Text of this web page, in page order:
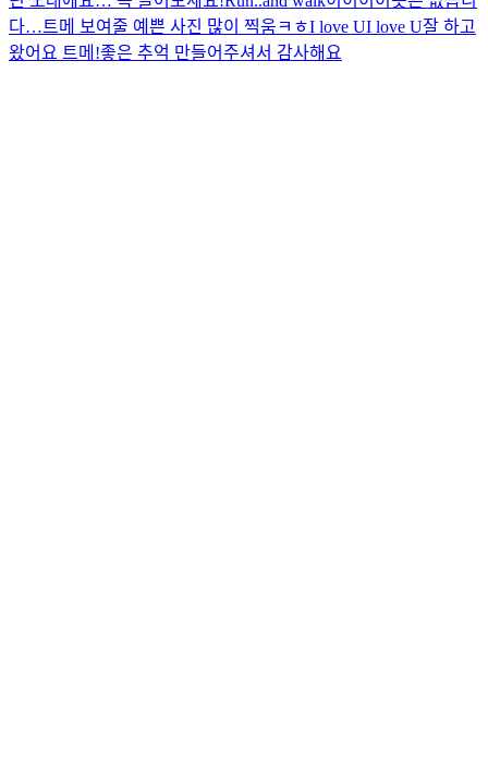
다…트메 보여줄 예쁜 사진 많이 찍움ㅋㅎI love UI love U잘 하고
왔어요 트메!좋은 추억 만들어주셔서 감사해요